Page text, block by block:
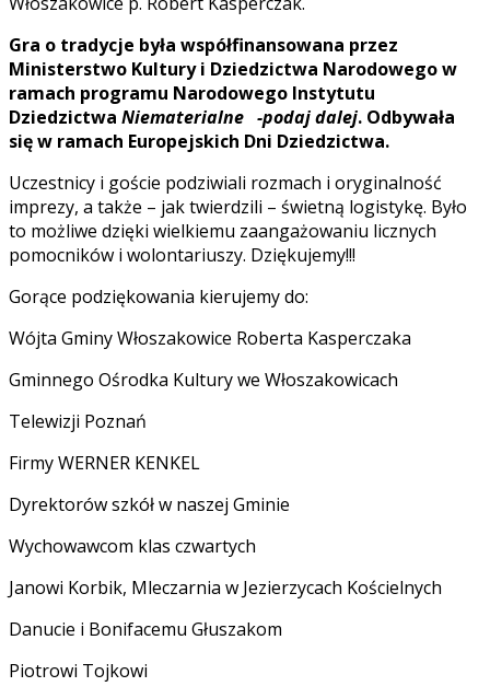
Gra o tradycje była współfinansowana przez
Ministerstwo Kultury i Dziedzictwa Narodowego w
ramach programu Narodowego Instytutu
Dziedzictwa Niematerialne -podaj dalej. Odbywała
się w ramach Europejskich Dni Dziedzictwa.
Uczestnicy i goście podziwiali rozmach i oryginalność
imprezy, a także – jak twierdzili – świetną logistykę. Było
to możliwe dzięki wielkiemu zaangażowaniu licznych
pomocników i wolontariuszy. Dziękujemy!!!
Gorące podziękowania kierujemy do:
Wójta Gminy Włoszakowice Roberta Kasperczaka
Gminnego Ośrodka Kultury we Włoszakowicach
Telewizji Poznań
Firmy WERNER KENKEL
Dyrektorów szkół w naszej Gminie
Wychowawcom klas czwartych
Janowi Korbik, Mleczarnia w Jezierzycach Kościelnych
Danucie i Bonifacemu Głuszakom
Piotrowi Tojkowi